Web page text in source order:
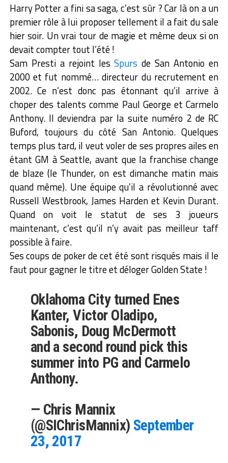
Harry Potter a fini sa saga, c’est sûr ? Car là on a un
premier rôle à lui proposer tellement il a fait du sale
hier soir. Un vrai tour de magie et même deux si on
devait compter tout l’été !
Sam Presti a rejoint lesSpurs de San Antonio en
2000 et fut nommé… directeur du recrutement en
2002. Ce n’est donc pas étonnant qu’il arrive à
choper des talents comme Paul George et Carmelo
Anthony. Il deviendra par la suite numéro 2 de RC
Buford, toujours du côté San Antonio. Quelques
temps plus tard, il veut voler de ses propres ailes en
étant GM à Seattle, avant que la franchise change
de blaze (le Thunder, on est dimanche matin mais
quand même). Une équipe qu’il a révolutionné avec
Russell Westbrook, James Harden et Kevin Durant.
Quand on voit le statut de ses 3 joueurs
maintenant, c’est qu’il n’y avait pas meilleur taff
possible à faire.
Ses coups de poker de cet été sont risqués mais il le
faut pour gagner le titre et déloger Golden State !
Oklahoma City turned Enes
Kanter, Victor Oladipo,
Sabonis, Doug McDermott
and a second round pick this
summer into PG and Carmelo
Anthony.
— Chris Mannix
(@SIChrisMannix) September
23, 2017